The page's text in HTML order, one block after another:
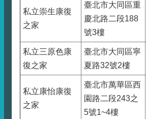
私立崇生康復
之家
臺北市大同區重
慶北路二段188
號3樓
私立三原色康
復之家
臺北市大同區寧
夏路32號2樓
私立康怡康復
之家
臺北市萬華區西
園路二段243之
5號1~4樓